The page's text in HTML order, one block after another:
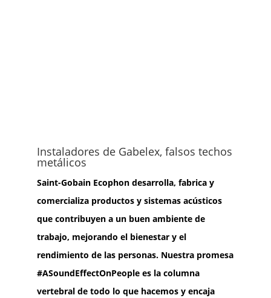
Instaladores de Gabelex, falsos techos
metálicos
Saint-Gobain Ecophon desarrolla, fabrica y
comercializa productos y sistemas acústicos
que contribuyen a un buen ambiente de
trabajo, mejorando el bienestar y el
rendimiento de las personas. Nuestra promesa
#ASoundEffectOnPeople es la columna
vertebral de todo lo que hacemos y encaja